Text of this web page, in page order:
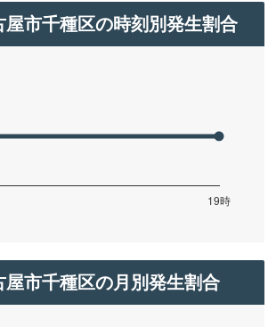
屋市千種区の時刻別発生割合
屋市千種区の月別発生割合